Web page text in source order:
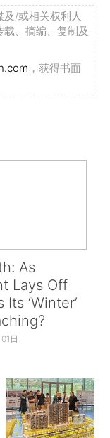
/或相关权利人
、摘编、复制及
，获得书面
As
Lays Off
Its ‘Winter’
日